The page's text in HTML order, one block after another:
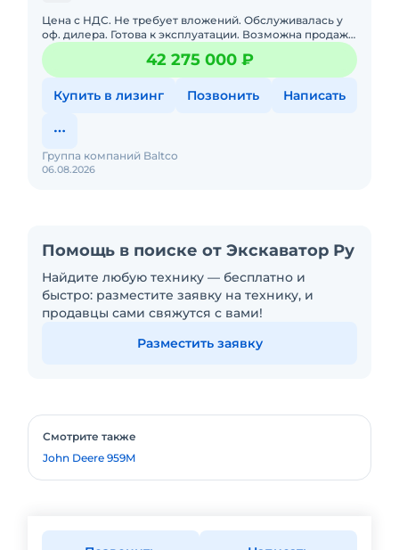
Цена с НДС. Не требует вложений. Обслуживалась у
оф. дилера. Готова к эксплуатации. Возможна продажа
в лизинг. Полная документация. Трелёвочный трактор
John De
42 275 000 ₽
Купить в лизинг Позвонить Написать
06.08.2026
Группа компаний Baltco
Помощь в поиске от Экскаватор Ру
Найдите любую технику — бесплатно и
быстро: разместите заявку на технику, и
продавцы сами свяжутся с вами!
Разместить заявку
Смотрите также
John Deere 959M